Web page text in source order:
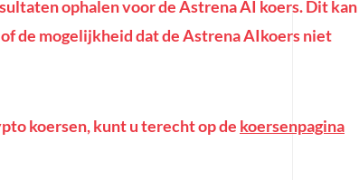
ophalen voor de Astrena AI koers. Dit kan
de mogelijkheid dat de Astrena AIkoers niet
koersen, kunt u terecht op de koersenpagina